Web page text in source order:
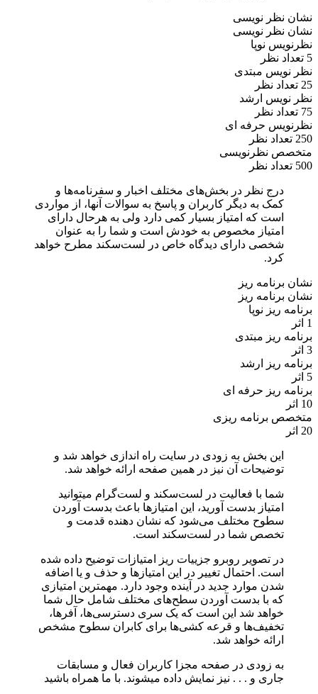
نشان نظر نویسی
نشان نظر نویسی
نظرنویس نوپا
5 تعداد نظر
نظر نویس مبتدی
25 تعداد نظر
نظر نویس ارشد
75 تعداد نظر
نظرنویس حرفه ای
250 تعداد نظر
متخصص نظرنویسی
500 تعداد نظر
درج نظر در بخش‌های مختلف اخبار و سفرنامه‌ها و
کمک به دیگر کاربران و پاسخ به سوالات آنها، از مواردی
است که امتیاز بسیار کمی دارد ولی به هرحال دارای
امتیاز مخصوص به خودش است و شما را به عنوان
شخصی دارای دیدگاه خاص در لست‌سکند مطرح خواهد
کرد.
نشان برنامه ریز
نشان برنامه ریز
برنامه ریز نوپا
1 اثر
برنامه ریز مبتدی
3 اثر
برنامه ریز ارشد
5 اثر
برنامه ریز حرفه ای
10 اثر
متخصص برنامه ریزی
20 اثر
این بخش به زودی در سایت راه اندازی خواهد شد و
توضیحات آن نیز در همین صفحه ارائه خواهد شد.
شما با فعالیت در لست‌سکند و لست‌گرام میتوانید
امتیاز بدست آورید، این امتیازها باعث بدست آوردن
سطوح مختلف می‌شود که نشان دهنده قدمت و
تخصص شما در لست‌سکند است.
در تصویر روبرو جزییات ریز امتیازات توضیح داده شده
است. احتمال تغییر در این امتیازها و حذف و یا اضافه
شدن موارد جدید در آینده وجود دارد. مهمترین امتیازی
که با بدست آوردن سطح‌های مختلف شامل حال شما
خواهد شد این است که یک سری دسترسی‌ها، آفرها،
تخفیف‌ها و قرعه کشی‌ها برای کابران سطوح مشخص
ارائه خواهد شد.
به زودی در صفحه مجزا کاربران فعال و مسابقات
جاری و . . . نیز نمایش داده میشوند. با ما همراه باشید